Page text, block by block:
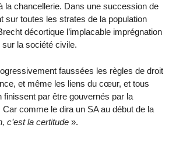
la chancellerie. Dans une succession de
sur toutes les strates de la population
décortique l’implacable imprégnation
la société civile.
faussées les règles de droit
et même les liens du cœur, et tous
finissent par être gouvernés par la
Car comme le dira un SA au début de la
c’est la certitude ».